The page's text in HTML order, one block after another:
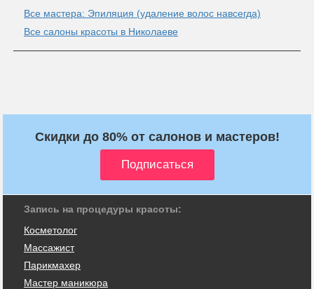
Все мастера: Эпиляция (удаление волос навсегда)
Все салоны красоты в Николаеве
Скидки до 80% от салонов и мастеров!
Запись на процедуры красоты:
Косметолог
Массажист
Парикмахер
Мастер маникюра